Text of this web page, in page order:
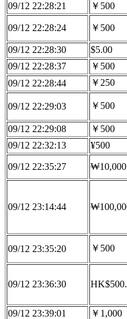
09/12 22:28:21
￥500
09/12 22:28:24 ￥500
09/12 22:28:30 $5.00
09/12 22:28:37
￥500
09/12 22:28:44
￥250
09/12 22:29:03 ￥500
09/12 22:29:08
￥500
09/12 22:32:13
¥500
09/12 22:35:27 ₩10,000
09/12 23:14:44
09/12 23:35:20 ￥500
09/12 23:36:30
09/12 23:39:01
￥1,000